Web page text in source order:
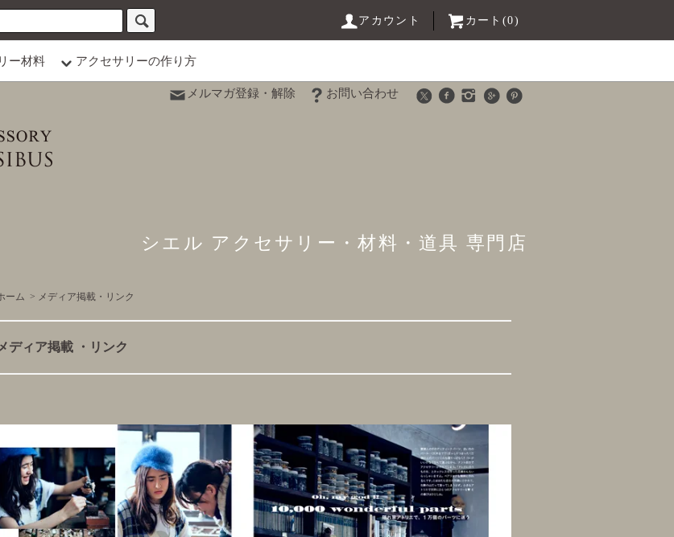
アカウント カート(0)
ー材料 アクセサリーの作り方
メルマガ登録・解除 お問い合わせ
シエル アクセサリー・材料・道具 専門店
ーム > メディア掲載・リンク
ディア掲載 ・リンク